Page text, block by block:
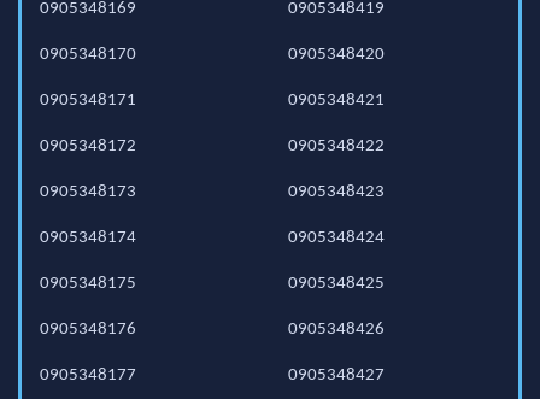
0905348169
0905348170
0905348171
0905348172
0905348173
0905348174
0905348175
0905348176
0905348177
0905348419
0905348420
0905348421
0905348422
0905348423
0905348424
0905348425
0905348426
0905348427